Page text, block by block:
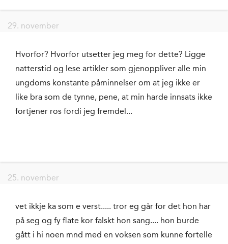
29. november
Hvorfor? Hvorfor utsetter jeg meg for dette? Ligge
natterstid og lese artikler som gjenoppliver alle min
ungdoms konstante påminnelser om at jeg ikke er
like bra som de tynne, pene, at min harde innsats ikke
fortjener ros fordi jeg fremdel...
25. november
vet ikkje ka som e verst..... tror eg går for det hon har
på seg og fy flate kor falskt hon sang.... hon burde
gått i hi noen mnd med en voksen som kunne fortelle